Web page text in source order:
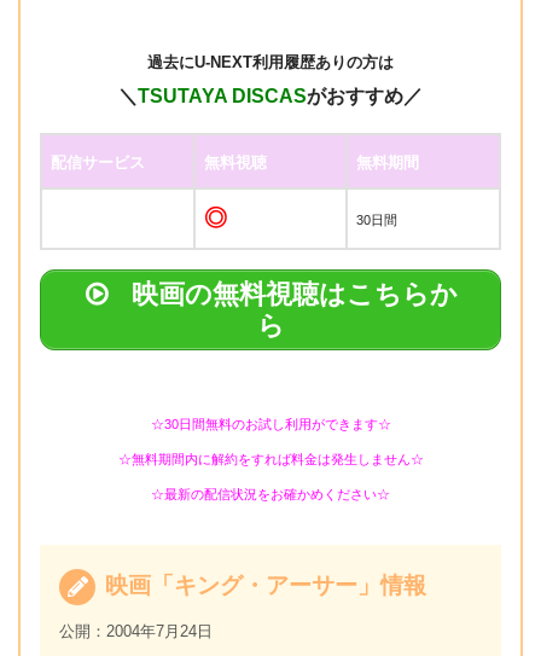
過去にU-NEXT利用履歴ありの方は
＼TSUTAYA DISCASがおすすめ／
配信サービス 無料視聴 無料期間
◎ 30日間
映画の無料視聴はこちらか
ら
☆30日間無料のお試し利用ができます☆
☆無料期間内に解約をすれば料金は発生しません☆
☆最新の配信状況をお確かめください☆
映画「キング・アーサー」情報
公開：2004年7月24日